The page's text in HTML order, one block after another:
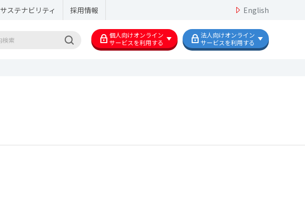
サステナビリティ 採用情報 English
個人向けオンライン
サービスを利用する
法人向けオンライン
サービスを利用する